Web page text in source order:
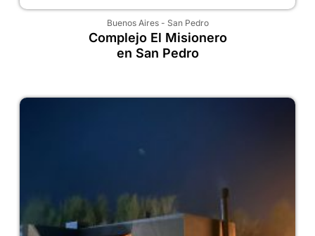
Buenos Aires- San Pedro
Complejo El Misionero
en San Pedro